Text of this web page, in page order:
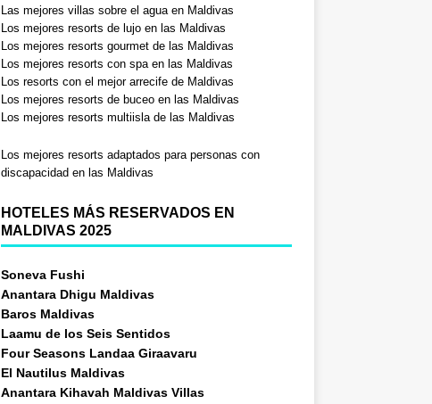
Las mejores villas sobre el agua en Maldivas
Los mejores resorts de lujo en las Maldivas
Los mejores resorts gourmet de las Maldivas
Los mejores resorts con spa en las Maldivas
Los resorts con el mejor arrecife de Maldivas
Los mejores resorts de buceo en las Maldivas
Los mejores resorts multiisla de las Maldivas
Los mejores resorts adaptados para personas con
discapacidad en las Maldivas
HOTELES MÁS RESERVADOS EN
MALDIVAS 2025
Soneva Fushi
Anantara Dhigu Maldivas
Baros Maldivas
Laamu de los Seis Sentidos
Four Seasons Landaa Giraavaru
El Nautilus Maldivas
Anantara Kihavah Maldivas Villas